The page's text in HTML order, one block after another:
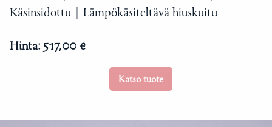
Käsinsidottu | Lämpökäsiteltävä hiuskuitu
Hinta: 517,00 €
Katso tuote